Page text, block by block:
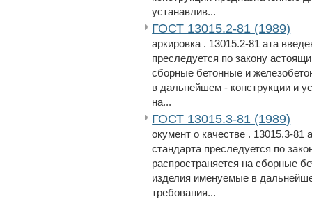
устанавлив...
ГОСТ 13015.2-81 (1989)
аркировка . 13015.2-81 ата
преследуется по закону
сборные бетонные и
в дальнейшем - конструкции и
на...
ГОСТ 13015.3-81 (1989)
окумент о качестве . 13015.3-
стандарта преследуется по
распространяется на сборные
изделия именуемые в
требования...